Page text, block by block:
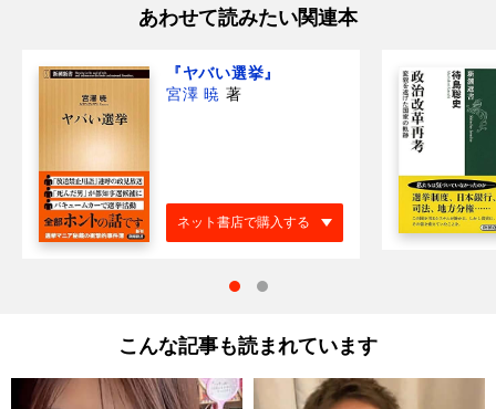
あわせて読みたい関連本
『ヤバい選挙』
宮澤 暁 著
ネット書店で購入する
こんな記事も読まれています